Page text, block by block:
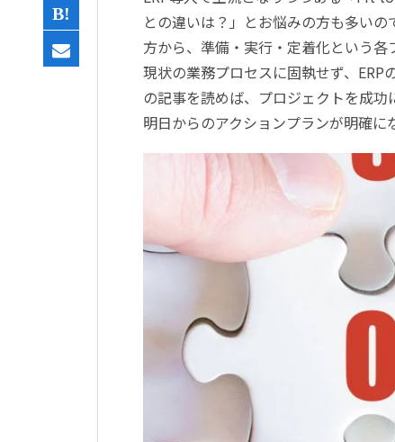
との違いは？」とお悩みの方も多い
方から、準備・実行・定着化という各
現状の業務プロセスに固執せず、
の記事を読めば、プロジェクトを成功
明日からのアクションプランが明確に